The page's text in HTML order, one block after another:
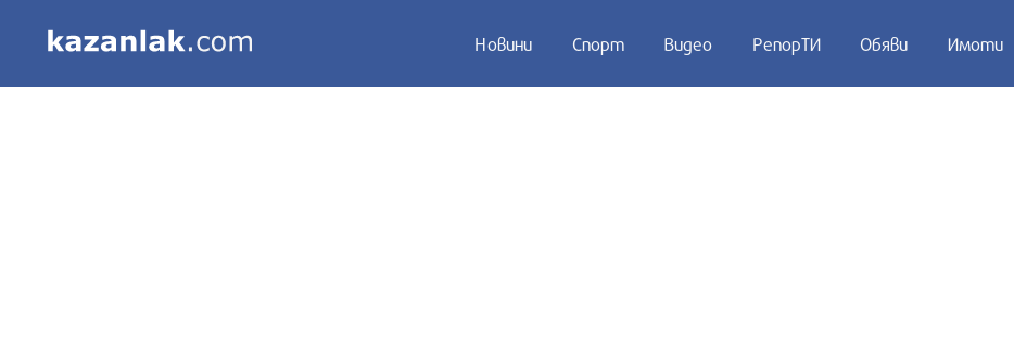
Новини Спорт Видео РепорТИ Обяви Имоти